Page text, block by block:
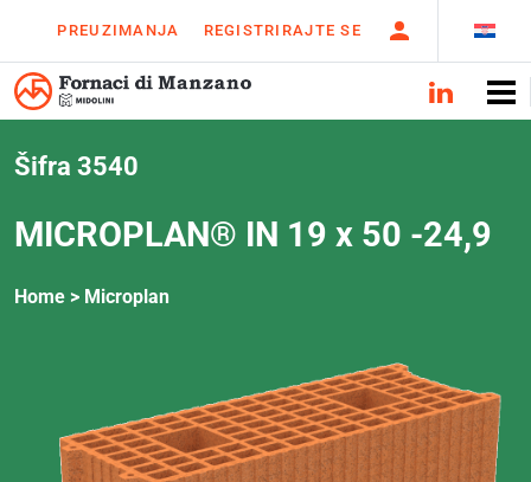
PREUZIMANJA REGISTRIRAJTE SE
Šifra 3540
MICROPLAN® IN 19 x 50 -24,9
Home > Microplan